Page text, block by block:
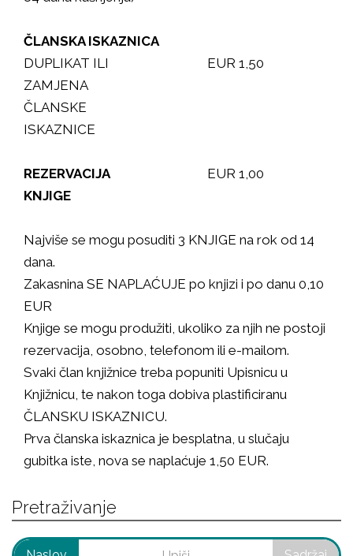
ČLANSKA ISKAZNICA
DUPLIKAT ILI
ZAMJENA
ČLANSKE
ISKAZNICE
EUR 1,50
REZERVACIJA
KNJIGE
EUR 1,00
Najviše se mogu posuditi 3 KNJIGE na rok od 14
dana.
Zakasnina SE NAPLAĆUJE po knjizi i po danu 0,10
EUR
Knjige se mogu produžiti, ukoliko za njih ne postoji
rezervacija, osobno, telefonom ili e-mailom.
Svaki član knjižnice treba popuniti Upisnicu u
Knjižnicu, te nakon toga dobiva plastificiranu
ČLANSKU ISKAZNICU.
Prva članska iskaznica je besplatna, u slučaju
gubitka iste, nova se naplaćuje 1,50 EUR.
Pretraživanje